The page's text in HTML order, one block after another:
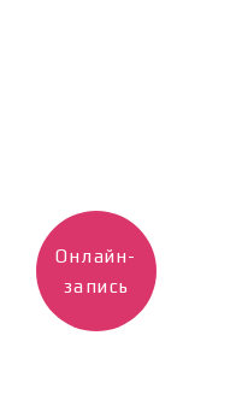
Онлайн-
запись